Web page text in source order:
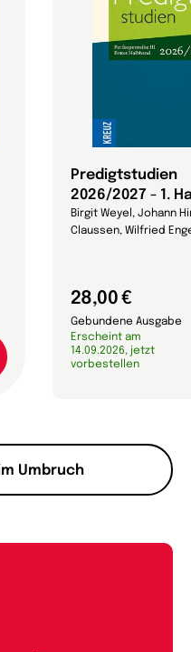
Umbruch
Predigtstudien
2026/2027 - 1.
Birgit Weyel, Johann
Claussen, Wilfried
28,00 €
Gebundene Ausgabe
Erscheint am
14.09.2026, jetzt
vorbestellen